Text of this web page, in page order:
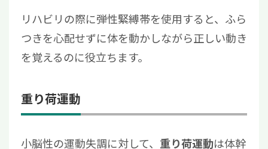
リハビリの際に弾性緊縛帯を使用すると、ふら
つきを心配せずに体を動かしながら正しい動き
を覚えるのに役立ちます。
重り荷運動
小脳性の運動失調に対して、 重り荷運動は体幹